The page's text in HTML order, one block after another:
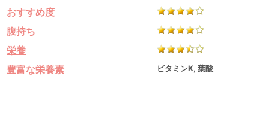
おすすめ度
腹持ち
栄養
豊富な栄養素
ビタミンK, 葉酸